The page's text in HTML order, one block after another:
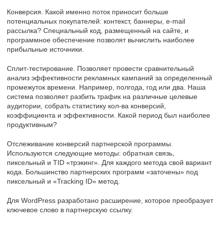
Конверсия. Какой именно поток приносит больше
потенциальных покупателей: контекст, баннеры, e-mail
рассылка? Специальный код, размещенный на сайте, и
программное обеспечение позволят вычислить наиболее
прибыльные источники.
Сплит-тестирование. Позволяет провести сравнительный
анализ эффективности рекламных кампаний за определенный
промежуток времени. Например, полгода, год или два. Наша
система позволяет разбить трафик на различные целевые
аудитории, собрать статистику кол-ва конверсий,
коэффициента и эффективности. Какой период был наиболее
продуктивным?
Отслеживание конверсий партнерской программы.
Используются следующие методы: обратная связь,
пиксельный и TID «трэкинг». Для каждого метода свой вариант
кода. Большинство партнерских программ «заточены» под
пиксельный и «Tracking ID» метод.
Для WordPress разработано расширение, которое преобразует
ключевое слово в партнерскую ссылку.